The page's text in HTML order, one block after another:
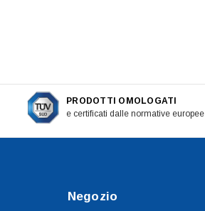
PRODOTTI OMOLOGATI
e certificati dalle normative europee
Negozio